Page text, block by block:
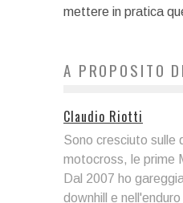
mettere in pratica
A PROPOSITO
Claudio Riotti
Sono cresciuto sulle
motocross, le prime
Dal 2007 ho
downhill e